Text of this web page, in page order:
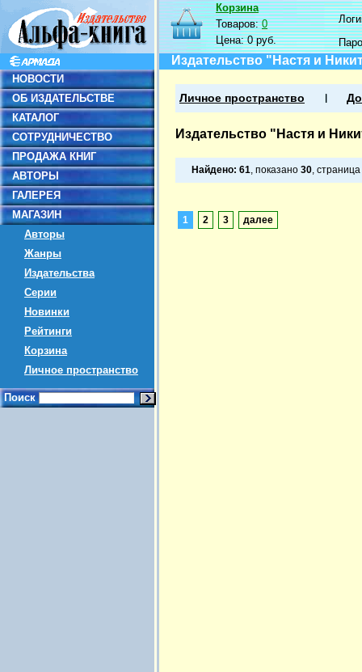
НОВОСТИ
ОБ ИЗДАТЕЛЬСТВЕ
КАТАЛОГ
СОТРУДНИЧЕСТВО
ПРОДАЖА КНИГ
АВТОРЫ
ГАЛЕРЕЯ
МАГАЗИН
Авторы
Жанры
Издательства
Серии
Новинки
Рейтинги
Корзина
Личное пространство
Поиск
Корзина
Товаров:0
Цена:0 руб.
Издательство "Настя и
Личное пространство
Издательство "Настя и
Найдено: 61, показано 30, страница
1 2 3 далее